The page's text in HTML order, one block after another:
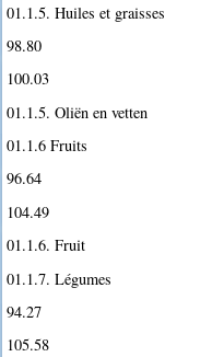
01.1.5. Huiles et graisses
98.80
100.03
01.1.5. Oliën en vetten
01.1.6 Fruits
96.64
104.49
01.1.6. Fruit
01.1.7. Légumes
94.27
105.58